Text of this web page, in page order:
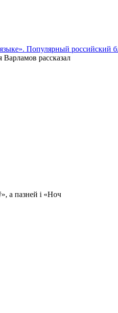
Популярный российский
рассказал
а пазней і «Ноч